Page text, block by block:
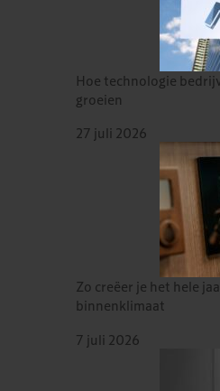
Hoe technologie
groeien
27 juli 2026
Zo creëer je het hele
binnenklimaat
7 juli 2026